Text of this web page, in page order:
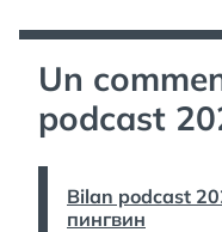
Un
podcast
Bilan podcast
пингвин